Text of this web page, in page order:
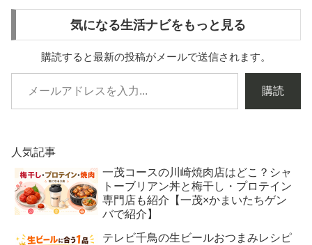
気になる生活ナビをもっと見る
購読すると最新の投稿がメールで送信されます。
購読
人気記事
一茂コースの川崎焼肉店はどこ？シャ
トーブリアン丼と梅干し・プロテイン
専門店も紹介【一茂×かまいたちゲン
バで紹介】
テレビ千鳥の生ビールおつまみレシピ